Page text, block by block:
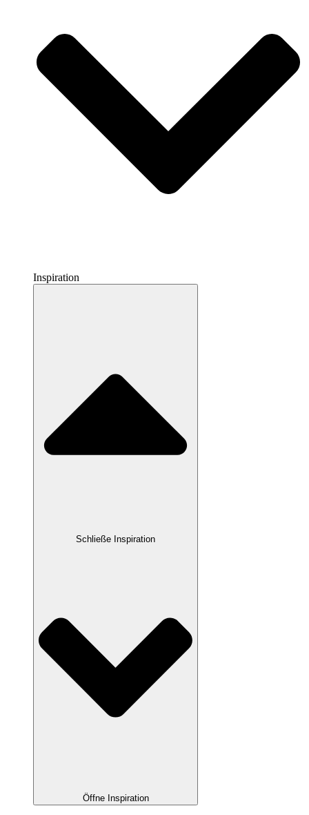
Inspiration
Schließe Inspiration
Öffne Inspiration